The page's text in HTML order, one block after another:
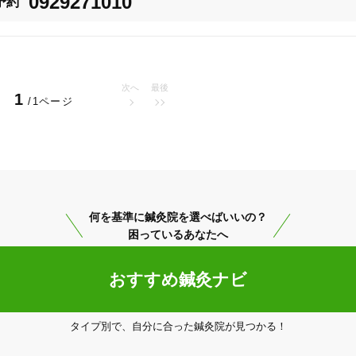
バリアフリー
に保ちよいサービスを提供しています。
1 /1ページ
次へ 最後
何を基準に鍼灸院を選べばいいの？
困っているあなたへ
おすすめ鍼灸ナビ
タイプ別で、自分に合った鍼灸院が見つかる！